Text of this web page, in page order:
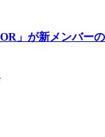
」が新メンバー